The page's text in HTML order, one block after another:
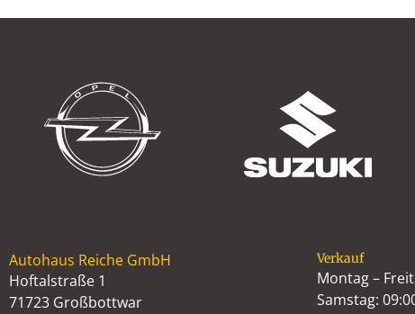
Autohaus Reiche GmbH
Hoftalstraße 1
71723 Großbottwar
Verkauf
Montag –
Samstag: